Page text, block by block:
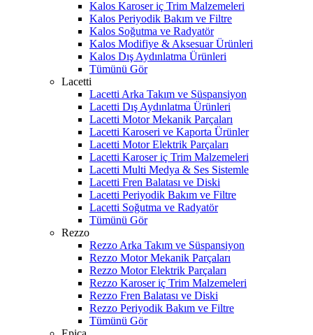
Kalos Karoser iç Trim Malzemeleri
Kalos Periyodik Bakım ve Filtre
Kalos Soğutma ve Radyatör
Kalos Modifiye & Aksesuar Ürünleri
Kalos Dış Aydınlatma Ürünleri
Tümünü Gör
Lacetti
Lacetti Arka Takım ve Süspansiyon
Lacetti Dış Aydınlatma Ürünleri
Lacetti Motor Mekanik Parçaları
Lacetti Karoseri ve Kaporta Ürünler
Lacetti Motor Elektrik Parçaları
Lacetti Karoser iç Trim Malzemeleri
Lacetti Multi Medya & Ses Sistemle
Lacetti Fren Balatası ve Diski
Lacetti Periyodik Bakım ve Filtre
Lacetti Soğutma ve Radyatör
Tümünü Gör
Rezzo
Rezzo Arka Takım ve Süspansiyon
Rezzo Motor Mekanik Parçaları
Rezzo Motor Elektrik Parçaları
Rezzo Karoser iç Trim Malzemeleri
Rezzo Fren Balatası ve Diski
Rezzo Periyodik Bakım ve Filtre
Tümünü Gör